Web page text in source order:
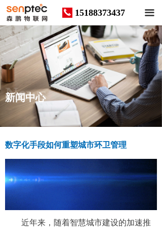
끀
끅 15188373437
数字化手段如何重塑城市环卫管理
近年来，随着智慧城市建设的加速推
News
新闻中心